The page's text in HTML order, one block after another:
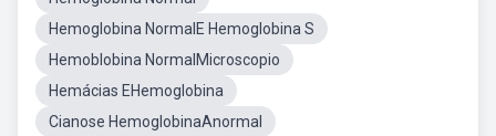
Hemoglobina NormalE Hemoglobina S
Hemoblobina NormalMicroscopio
Hemácias EHemoglobina
Cianose HemoglobinaAnormal